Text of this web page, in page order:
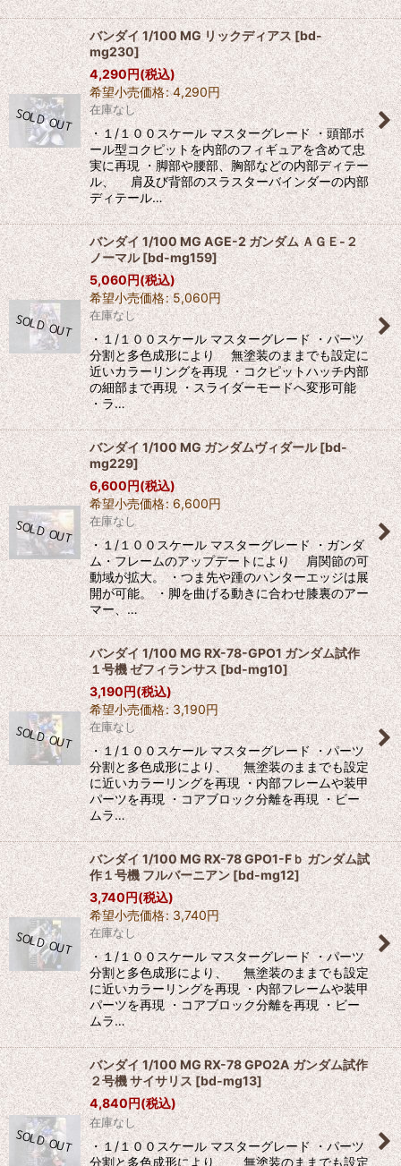
バンダイ 1/100 MG リックディアス[bd-
mg230]
4,290円(税込)
希望小売価格: 4,290円
在庫なし
・１/１００スケール マスターグレード ・頭部ボ
ール型コクピットを内部のフィギュアを含めて忠
実に再現 ・脚部や腰部、胸部などの内部ディテー
ル、 肩及び背部のスラスターバインダーの内部
ディテール…
バンダイ 1/100 MG AGE-2 ガンダム ＡＧＥ-２
ノーマル[bd-mg159]
5,060円(税込)
希望小売価格: 5,060円
在庫なし
・１/１００スケール マスターグレード ・パーツ
分割と多色成形により 無塗装のままでも設定に
近いカラーリングを再現 ・コクピットハッチ内部
の細部まで再現 ・スライダーモードへ変形可能
・ラ…
バンダイ 1/100 MG ガンダムヴィダール[bd-
mg229]
6,600円(税込)
希望小売価格: 6,600円
在庫なし
・１/１００スケール マスターグレード ・ガンダ
ム・フレームのアップデートにより 肩関節の可
動域が拡大。 ・つま先や踵のハンターエッジは展
開が可能。 ・脚を曲げる動きに合わせ膝裏のアー
マー、…
バンダイ 1/100 MG RX-78-GPO1 ガンダム試作
１号機 ゼフィランサス [bd-mg10]
3,190円(税込)
希望小売価格: 3,190円
在庫なし
・１/１００スケール マスターグレード ・パーツ
分割と多色成形により、 無塗装のままでも設定
に近いカラーリングを再現 ・内部フレームや装甲
パーツを再現 ・コアブロック分離を再現 ・ビー
ムラ…
バンダイ 1/100 MG RX-78 GPO1-Fｂ ガンダム試
作１号機 フルバーニアン[bd-mg12]
3,740円(税込)
希望小売価格: 3,740円
在庫なし
・１/１００スケール マスターグレード ・パーツ
分割と多色成形により、 無塗装のままでも設定
に近いカラーリングを再現 ・内部フレームや装甲
パーツを再現 ・コアブロック分離を再現 ・ビー
ムラ…
バンダイ 1/100 MG RX-78 GPO2A ガンダム試作
２号機 サイサリス [bd-mg13]
4,840円(税込)
在庫なし
・１/１００スケール マスターグレード ・パーツ
分割と多色成形により、 無塗装のままでも設定